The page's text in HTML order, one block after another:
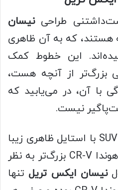
طراحینیسان
هستند، که به آن ظاهری
این خطوط کمک
بزرگ‌تر از آنچه هست،
با آن، در می‌یابید که
نیست.
یک SUV با استایل ظاهری زیبا
است که در مقایسه با هوندا CR-V بزرگ‌تر به نظر
نیسان ایکس تریل تنها